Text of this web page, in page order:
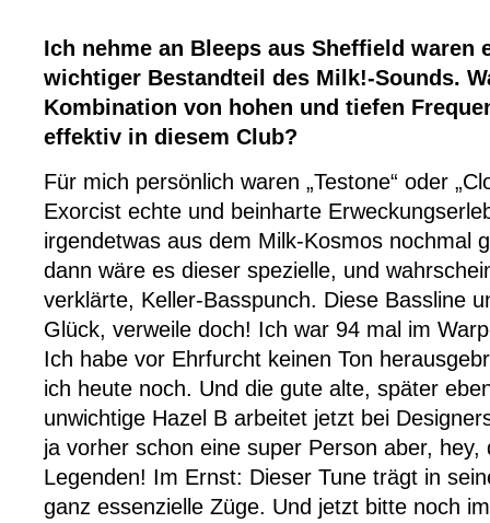
Ich nehme an Bleeps aus Sheffield waren
wichtiger Bestandteil des Milk!-Sounds.
Kombination von hohen und tiefen
effektiv in diesem Club?
Für mich persönlich waren „Testone“ oder
Exorcist echte und beinharte
irgendetwas aus dem Milk-Kosmos nochmal
dann wäre es dieser spezielle, und
verklärte, Keller-Basspunch. Diese Bassline
Glück, verweile doch! Ich war 94 mal im
Ich habe vor Ehrfurcht keinen Ton
ich heute noch. Und die gute alte, später
unwichtige Hazel B arbeitet jetzt bei
ja vorher schon eine super Person aber, hey,
Legenden! Im Ernst: Dieser Tune trägt in
ganz essenzielle Züge. Und jetzt bitte noch